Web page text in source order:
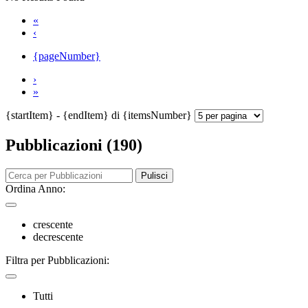
«
‹
{pageNumber}
›
»
{startItem} - {endItem} di {itemsNumber}
Pubblicazioni (190)
Pulisci
Ordina Anno:
crescente
decrescente
Filtra per Pubblicazioni:
Tutti